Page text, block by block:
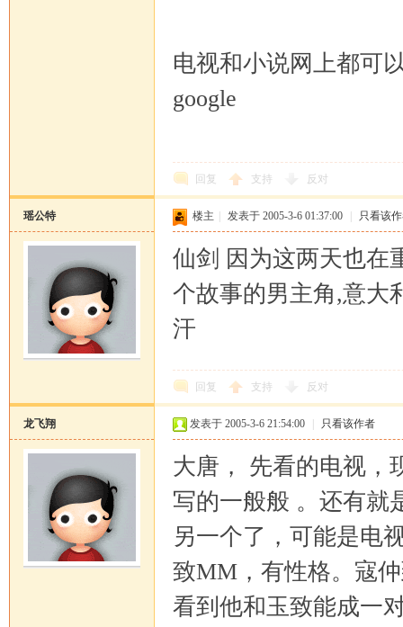
电视和小说网上都可
google
回复 支持 反对
瑶公特 楼主 发表于 2005-3-6 01:37:00 只看该
仙剑 因为这两天也在
个故事的男主角,意大
汗
回复 支持 反对
龙飞翔 发表于 2005-3-6 21:54:00 只看该作者
大唐， 先看的电视，
写的一般般 。还有就
另一个了，可能是电
致MM，有性格。寇
看到他和玉致能成一